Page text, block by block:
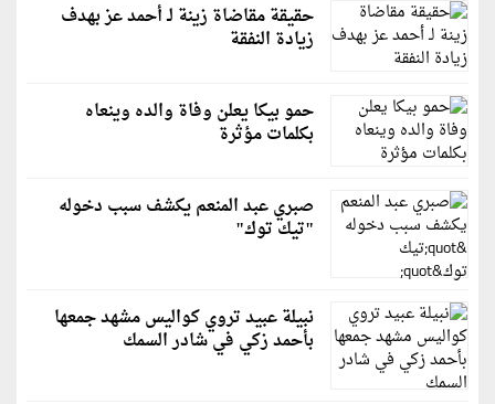
حقيقة مقاضاة زينة لـ أحمد عز بهدف
زيادة النفقة
حمو بيكا يعلن وفاة والده وينعاه
بكلمات مؤثرة
صبري عبد المنعم يكشف سبب دخوله
"تيك توك"
نبيلة عبيد تروي كواليس مشهد جمعها
بأحمد زكي في شادر السمك